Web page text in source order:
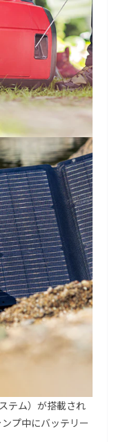
テム）が搭載され
プ中にバッテリー